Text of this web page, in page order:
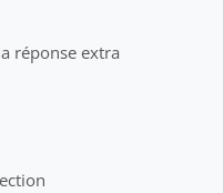
réponse extra